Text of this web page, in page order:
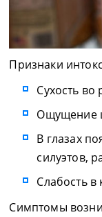
Признаки
Сухость во
Ощущение
В глазах
силуэтов,
Слабость в
Симптомы